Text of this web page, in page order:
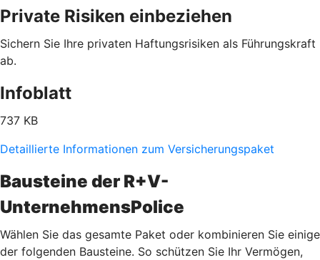
Private Risiken einbeziehen
Sichern Sie Ihre privaten Haftungsrisiken als Führungskraft
ab.
Infoblatt
737 KB
Detaillierte Informationen zum Versicherungspaket
Bausteine der R+V-
UnternehmensPolice
Wählen Sie das gesamte Paket oder kombinieren Sie einige
der folgenden Bausteine. So schützen Sie Ihr Vermögen,